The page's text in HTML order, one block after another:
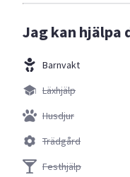
Jag kan hjälpa
Barnvakt
Läxhjälp
Husdjur
Trädgård
Festhjälp